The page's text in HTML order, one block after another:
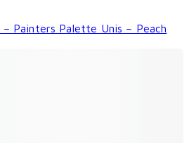
Painters Palette Unis – Peach